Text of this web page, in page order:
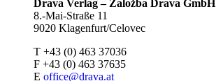
Drava Verlag – Založba Drava GmbH
8.-Mai-Straße 11
9020 Klagenfurt/Celovec
T +43 (0) 463 37036
F +43 (0) 463 37635
E office@drava.at